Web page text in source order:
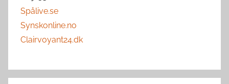
Spålive.se
Synskonline.no
Clairvoyant24.dk